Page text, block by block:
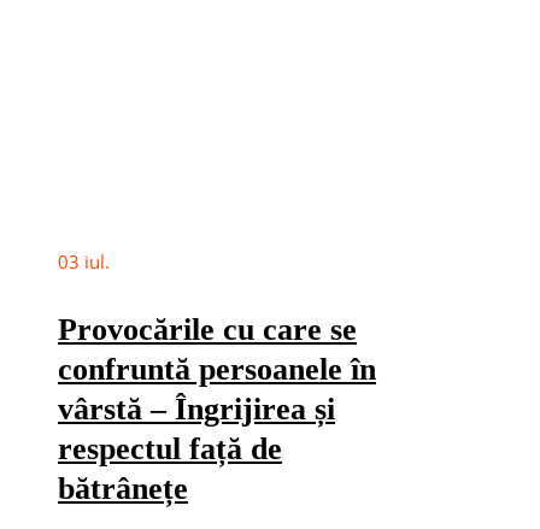
03 iul.
Provocările cu care se
confruntă persoanele în
vârstă – Îngrijirea și
respectul față de
bătrânețe